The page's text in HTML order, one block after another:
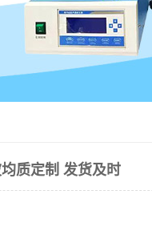
质定制 发货及时